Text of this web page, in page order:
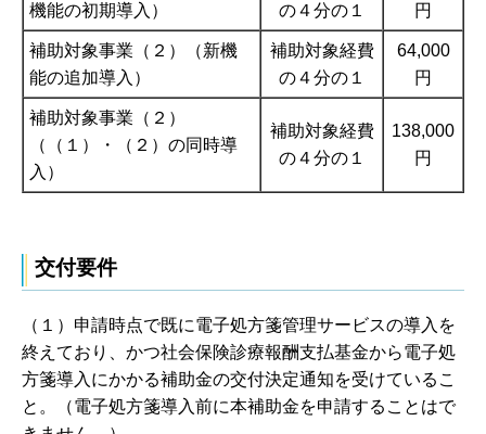
機能の初期導入）
の４分の１
円
補助対象事業（２）（新機
能の追加導入）
補助対象経費
の４分の１
64,000
円
補助対象事業（２）
（（１）・（２）の同時導
入）
補助対象経費
の４分の１
138,000
円
交付要件
（１）申請時点で既に電子処方箋管理サービスの導入を
終えており、かつ社会保険診療報酬支払基金から電子処
方箋導入にかかる補助金の交付決定通知を受けているこ
と。（電子処方箋導入前に本補助金を申請することはで